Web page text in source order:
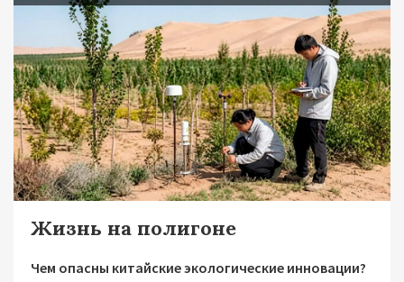
Жизнь на полигоне
Чем опасны китайские экологические инновации?